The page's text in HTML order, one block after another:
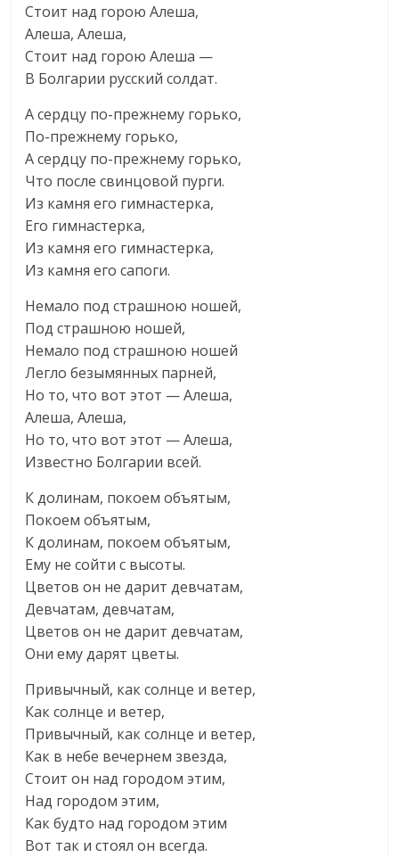
Стоит над горою Алеша,
Алеша, Алеша,
Стоит над горою Алеша —
В Болгарии русский солдат.
А сердцу по-прежнему горько,
По-прежнему горько,
А сердцу по-прежнему горько,
Что после свинцовой пурги.
Из камня его гимнастерка,
Его гимнастерка,
Из камня его гимнастерка,
Из камня его сапоги.
Немало под страшною ношей,
Под страшною ношей,
Немало под страшною ношей
Легло безымянных парней,
Но то, что вот этот — Алеша,
Алеша, Алеша,
Но то, что вот этот — Алеша,
Известно Болгарии всей.
К долинам, покоем объятым,
Покоем объятым,
К долинам, покоем объятым,
Ему не сойти с высоты.
Цветов он не дарит девчатам,
Девчатам, девчатам,
Цветов он не дарит девчатам,
Они ему дарят цветы.
Привычный, как солнце и ветер,
Как солнце и ветер,
Привычный, как солнце и ветер,
Как в небе вечернем звезда,
Стоит он над городом этим,
Над городом этим,
Как будто над городом этим
Вот так и стоял он всегда.